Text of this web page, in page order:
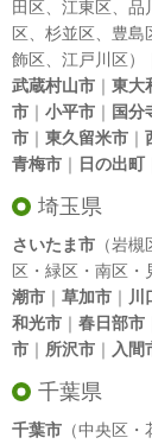
田区
江東区 品
区
杉並区 豊島
飾区
江戸川区）
武蔵村山市 ｜ 東大
市 ｜ 小平市 ｜ 国分
市 ｜ 東久留米市 ｜
青梅市 ｜ 日の出町
埼玉県
さいたま市 （岩
区・緑区・南区・
潮市 ｜ 草加市 ｜ 川
和光市 ｜ 春日部市
市 ｜ 所沢市 ｜ 入間
千葉県
千葉市 （中央区